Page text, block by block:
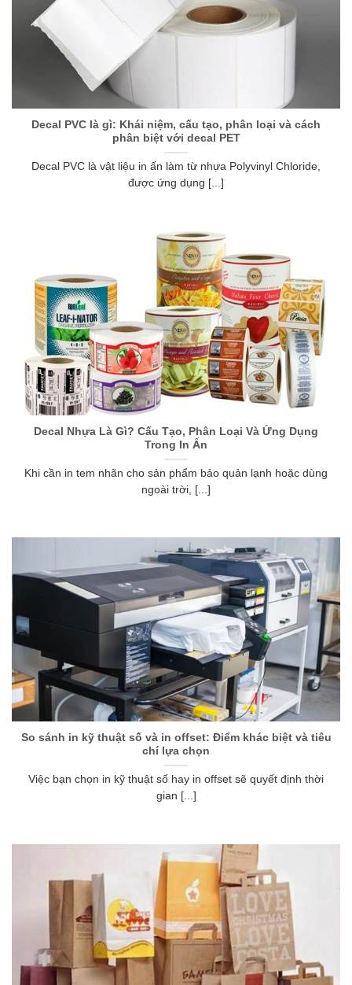
Decal PVC là gì: Khái niệm, cấu tạo, phân loại và cách
phân biệt với decal PET
Decal PVC là vật liệu in ấn làm từ nhựa Polyvinyl Chloride,
được ứng dụng [...]
Decal Nhựa Là Gì? Cấu Tạo, Phân Loại Và Ứng Dụng
Trong In Ấn
Khi cần in tem nhãn cho sản phẩm bảo quản lạnh hoặc dùng
ngoài trời, [...]
So sánh in kỹ thuật số và in offset: Điểm khác biệt và tiêu
chí lựa chọn
Việc bạn chọn in kỹ thuật số hay in offset sẽ quyết định thời
gian [...]